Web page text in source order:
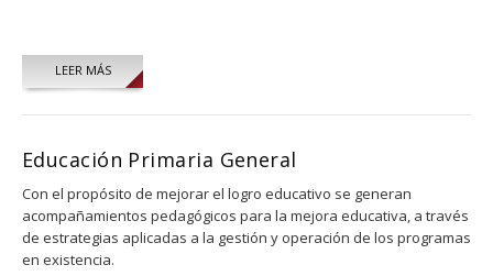
LEER MÁS
Educación Primaria General
Con el propósito de mejorar el logro educativo se generan
acompañamientos pedagógicos para la mejora educativa, a través
de estrategias aplicadas a la gestión y operación de los programas
en existencia.